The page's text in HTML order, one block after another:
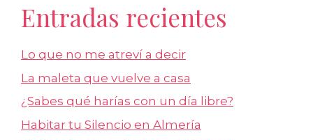
Entradas recientes
Lo que no me atreví a decir
La maleta que vuelve a casa
¿Sabes qué harías con un día libre?
Habitar tu Silencio en Almería